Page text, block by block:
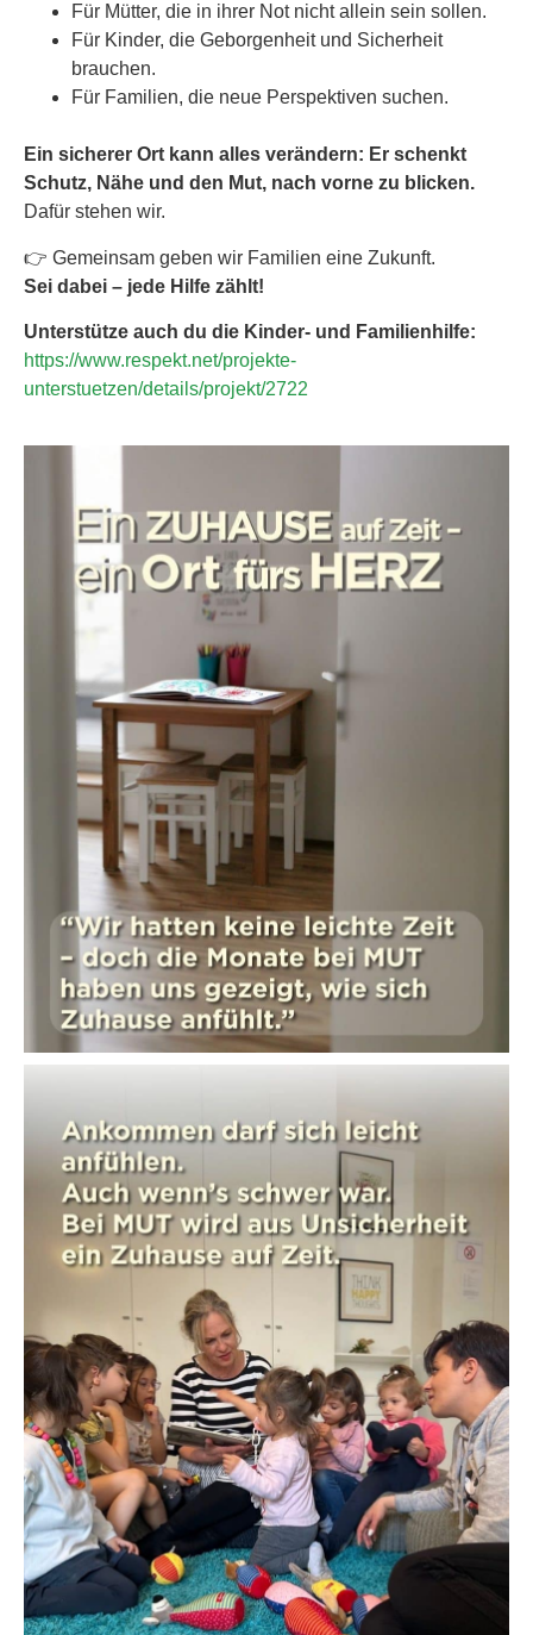
Für Mütter, die in ihrer Not nicht allein sein sollen.
Für Kinder, die Geborgenheit und Sicherheit
brauchen.
Für Familien, die neue Perspektiven suchen.
Ein sicherer Ort kann alles verändern: Er schenkt
Schutz, Nähe und den Mut, nach vorne zu blicken.
Dafür stehen wir.
👉 Gemeinsam geben wir Familien eine Zukunft.
Sei dabei – jede Hilfe zählt!
Unterstütze auch du die Kinder- und Familienhilfe:
https://www.respekt.net/projekte-
unterstuetzen/details/projekt/2722